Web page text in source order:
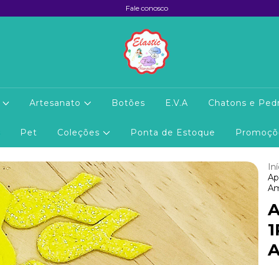
Fale conosco
Artesanato Botões E.V.A Chatons e
Pet Coleções Ponta de Estoque